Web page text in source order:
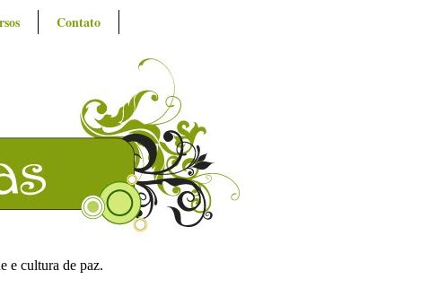
Contato
e cultura de paz.